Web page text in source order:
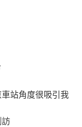
站角度很吸引我